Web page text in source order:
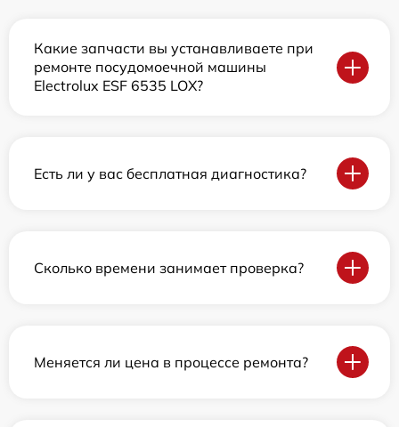
Какие запчасти вы устанавливаете при
ремонте посудомоечной машины
Electrolux ESF 6535 LOX?
Есть ли у вас бесплатная диагностика?
Сколько времени занимает проверка?
Меняется ли цена в процессе ремонта?